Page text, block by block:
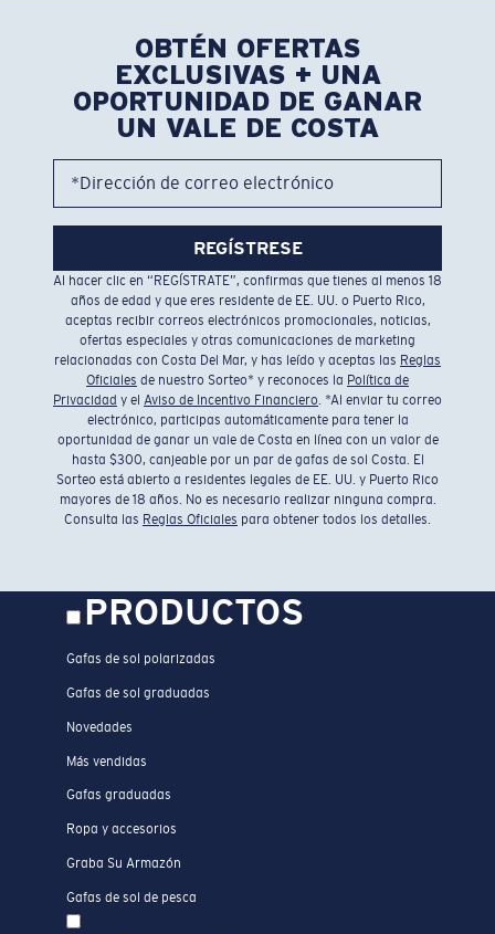
OBTÉN OFERTAS
EXCLUSIVAS + UNA
OPORTUNIDAD DE GANAR
UN VALE DE COSTA
*Dirección de correo electrónico
REGÍSTRESE
Al hacer clic en “REGÍSTRATE”, confirmas que tienes al menos 18
años de edad y que eres residente de EE. UU. o Puerto Rico,
aceptas recibir correos electrónicos promocionales, noticias,
ofertas especiales y otras comunicaciones de marketing
relacionadas con Costa Del Mar, y has leído y aceptas las Reglas
Oficiales de nuestro Sorteo* y reconoces la Política de
Privacidad y el Aviso de Incentivo Financiero. *Al enviar tu correo
electrónico, participas automáticamente para tener la
oportunidad de ganar un vale de Costa en línea con un valor de
hasta $300, canjeable por un par de gafas de sol Costa. El
Sorteo está abierto a residentes legales de EE. UU. y Puerto Rico
mayores de 18 años. No es necesario realizar ninguna compra.
Consulta las Reglas Oficiales para obtener todos los detalles.
PRODUCTOS
Gafas de sol polarizadas
Gafas de sol graduadas
Novedades
Más vendidas
Gafas graduadas
Ropa y accesorios
Graba Su Armazón
Gafas de sol de pesca